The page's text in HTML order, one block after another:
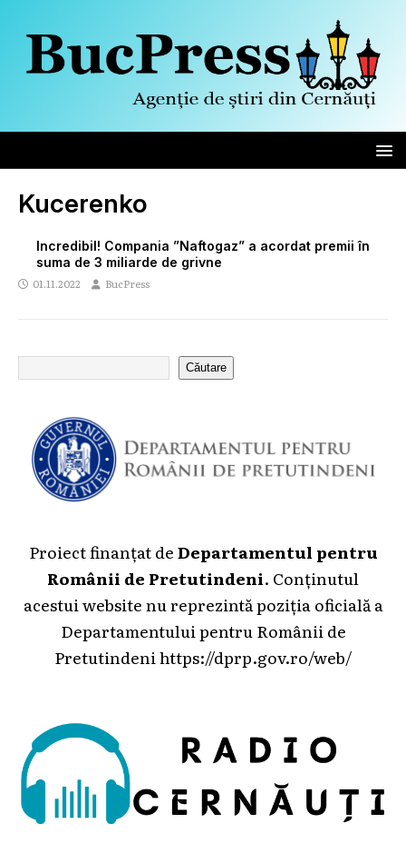
Kucerenko
Incredibil! Compania ”Naftogaz” a acordat premii în
suma de 3 miliarde de grivne
01.11.2022 BucPress
Căutare
Proiect finanțat deDepartamentul pentru
Românii de Pretutindeni. Conținutul
acestui website nu reprezintă poziția oficială a
Departamentului pentru Românii de
Pretutindeni https://dprp.gov.ro/web/